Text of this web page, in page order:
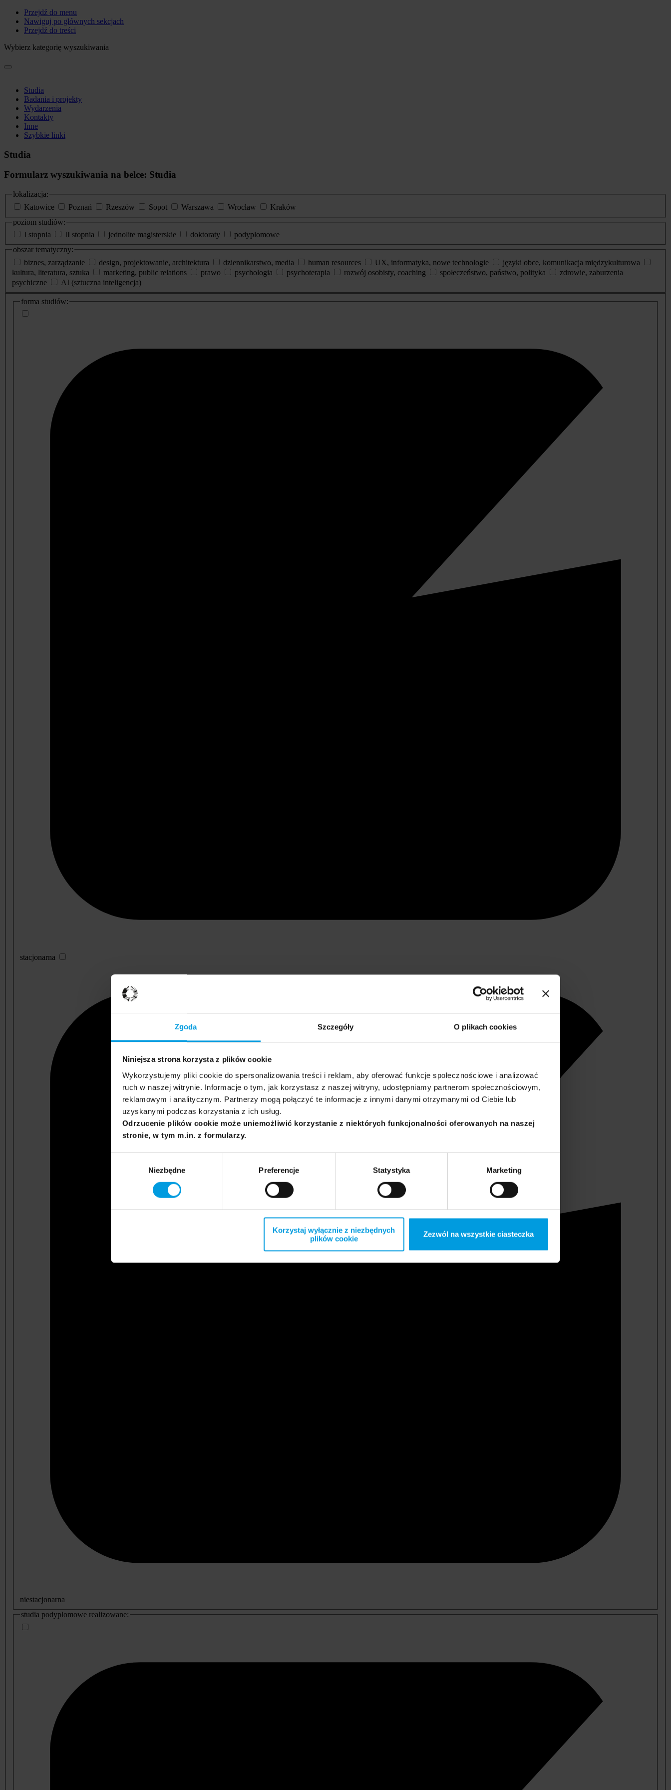
Zgoda Szczegóły O plikach cookies
Niniejsza strona korzysta z plików cookie
Wykorzystujemy pliki cookie do spersonalizowania treści i reklam, aby oferować funkcje społecznościowe i analizować
ruch w naszej witrynie. Informacje o tym, jak korzystasz z naszej witryny, udostępniamy partnerom społecznościowym,
reklamowym i analitycznym. Partnerzy mogą połączyć te informacje z innymi danymi otrzymanymi od Ciebie lub
uzyskanymi podczas korzystania z ich usług.
Odrzucenie plików cookie może uniemożliwić korzystanie z niektórych funkcjonalności oferowanych na naszej
stronie, w tym m.in. z formularzy.
Niezbędne Preferencje Statystyka Marketing
Korzystaj wyłącznie z niezbędnych
plików cookie
Zezwól na wszystkie ciasteczka
Przejdź do menu
Nawiguj po głównych sekcjach
Przejdź do treści
Wybierz kategorię wyszukiwania
Studia
Badania i projekty
Wydarzenia
Kontakty
Inne
Szybkie linki
Studia
Formularz wyszukiwania na belce: Studia
lokalizacja:
Katowice
Poznań Rzeszów Sopot Warszawa Wrocław
Kraków
poziom studiów:
I stopnia
II stopnia jednolite magisterskie doktoraty
podyplomowe
obszar tematyczny:
biznes, zarządzanie
design, projektowanie, architektura dziennikarstwo, media human resources UX, informatyka, nowe technologie
języki obce, komunikacja międzykulturowa
kultura, literatura, sztuka
marketing, public relations prawo psychologia psychoterapia rozwój osobisty, coaching społeczeństwo, państwo, polityka
zdrowie, zaburzenia
psychiczne
AI (sztuczna inteligencja)
dodatkowe
informacje
forma studiów:
stacjonarna
niestacjonarna
studia podyplomowe realizowane: